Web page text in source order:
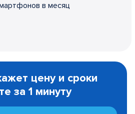
в месяц
цену и сроки
за 1 минуту